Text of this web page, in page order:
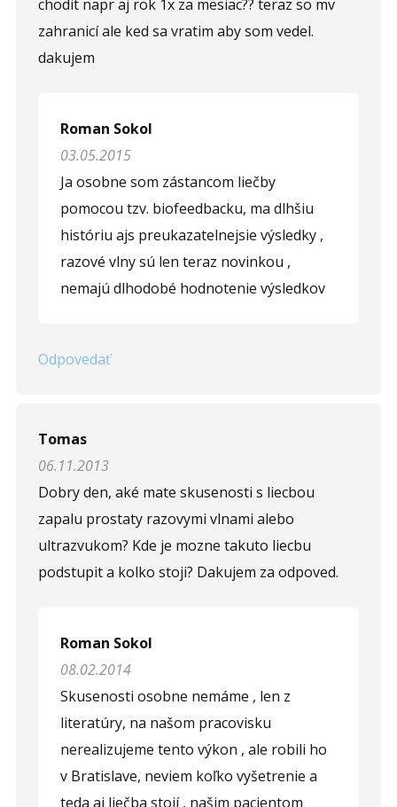
chodit napr aj rok 1x za mesiac?? teraz so mv
zahranicí ale ked sa vratim aby som vedel.
dakujem
Roman Sokol
03.05.2015
Ja osobne som zástancom liečby
pomocou tzv. biofeedbacku, ma dlhšiu
históriu ajs preukazatelnejsie výsledky ,
razové vlny sú len teraz novinkou ,
nemajú dlhodobé hodnotenie výsledkov
Odpovedať
Tomas
06.11.2013
Dobry den, aké mate skusenosti s liecbou
zapalu prostaty razovymi vlnami alebo
ultrazvukom? Kde je mozne takuto liecbu
podstupit a kolko stoji? Dakujem za odpoved.
Roman Sokol
08.02.2014
Skusenosti osobne nemáme , len z
literatúry, na našom pracovisku
nerealizujeme tento výkon , ale robili ho
v Bratislave, neviem koľko vyšetrenie a
teda aj liečba stojí , našim pacientom